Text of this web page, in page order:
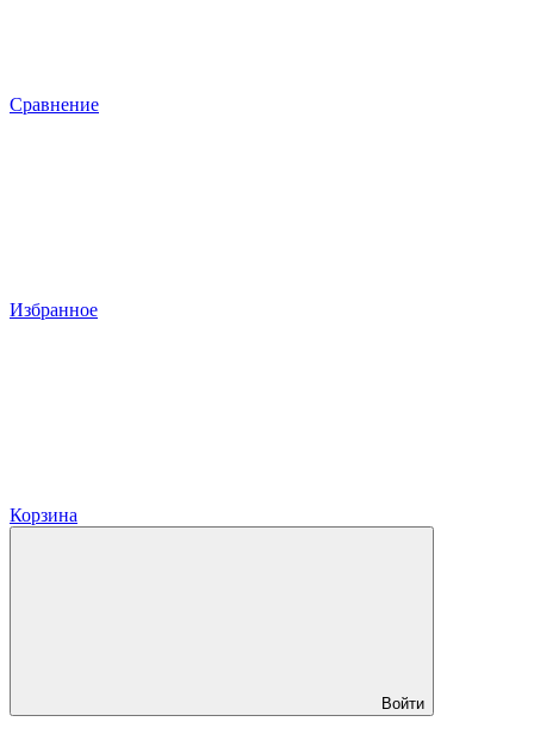
Сравнение
Избранное
Корзина
Войти